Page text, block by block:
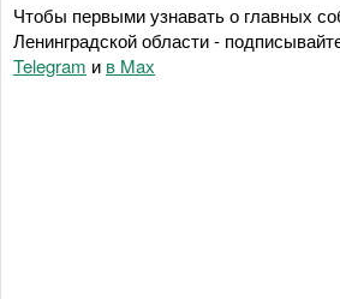
Чтобы первыми узнавать о главных
Ленинградской области -
Telegram и в Maх